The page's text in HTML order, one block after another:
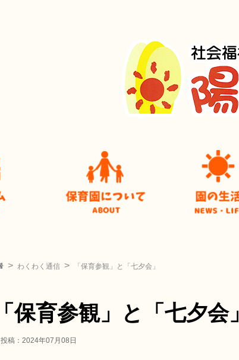
わくわく通信 「保育参観」と「七夕会」
「保育参観」と「七夕会」
投稿：2024年07月08日